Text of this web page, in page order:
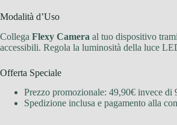
Modalità d’Uso
Collega Flexy Camera al tuo dispositivo
accessibili. Regola la luminosità della luce
Offerta Speciale
Prezzo promozionale: 49,90€ invece di
Spedizione inclusa e pagamento alla